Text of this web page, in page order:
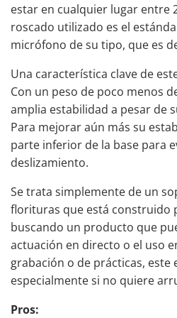
estar en cualquier lugar entre
roscado utilizado es el
micrófono de su tipo, que es
Una característica clave de
Con un peso de poco menos
amplia estabilidad a pesar de
Para mejorar aún más su
parte inferior de la base para
deslizamiento.
Se trata simplemente de un
florituras que está construido
buscando un producto que
actuación en directo o el uso
grabación o de prácticas, este
especialmente si no quiere
Pros: